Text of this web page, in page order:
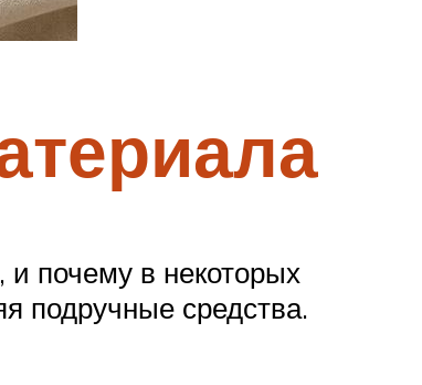
и почему в некоторых
подручные средства.